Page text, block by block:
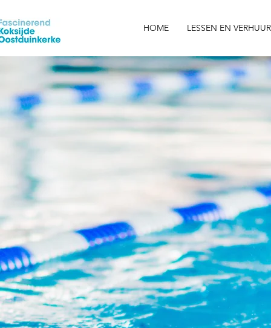
HOME LESSEN EN VERHUUR